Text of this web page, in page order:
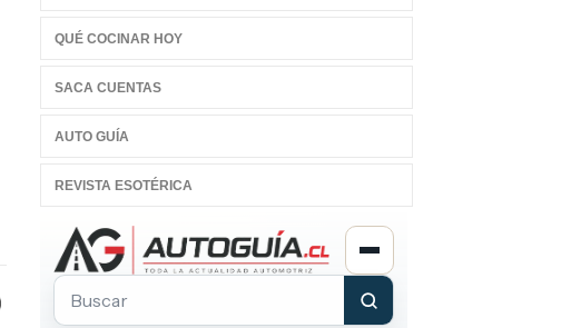
QUÉ COCINAR HOY
SACA CUENTAS
AUTO GUÍA
REVISTA ESOTÉRICA